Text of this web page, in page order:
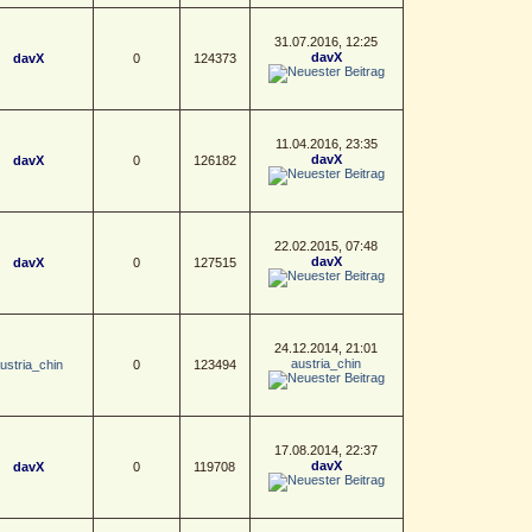
davX 0 124373
31.07.2016, 12:25
davX
davX 0 126182
11.04.2016, 23:35
davX
davX 0 127515
22.02.2015, 07:48
davX
0 123494
24.12.2014, 21:01
austria_chin
davX 0 119708
17.08.2014, 22:37
davX